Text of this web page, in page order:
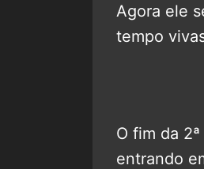
Agora ele
tempo
O fim da
entrando